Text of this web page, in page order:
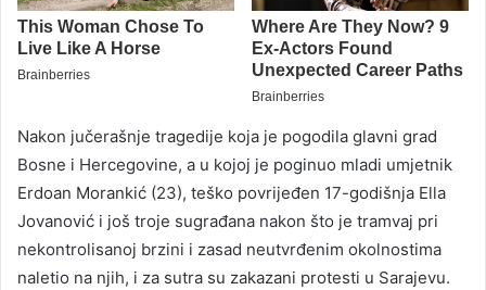
Nakon jučerašnje tragedije koja je pogodila glavni grad
Bosne i Hercegovine, a u kojoj je poginuo mladi umjetnik
Erdoan Morankić (23), teško povrijeđen 17-godišnja Ella
Jovanović i još troje sugrađana nakon što je tramvaj pri
nekontrolisanoj brzini i zasad neutvrđenim okolnostima
naletio na njih, i za sutra su zakazani protesti u Sarajevu.